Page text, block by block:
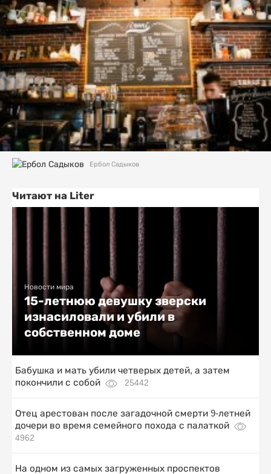
Ербол Садыков
Читают на Liter
Новости мира
15-летнюю девушку зверски
изнасиловали и убили в
собственном доме
Бабушка и мать убили четверых детей, а затем
покончили с собой
25442
Отец арестован после загадочной смерти 9-летней
дочери во время семейного похода с палаткой
4962
На одном из самых загруженных проспектов